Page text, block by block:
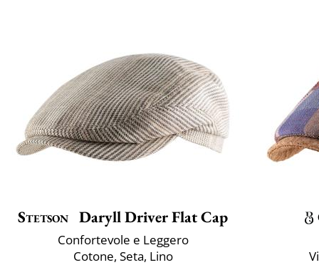
Stetson Daryll Driver Flat Cap
Confortevole e Leggero
Cotone, Seta, Lino